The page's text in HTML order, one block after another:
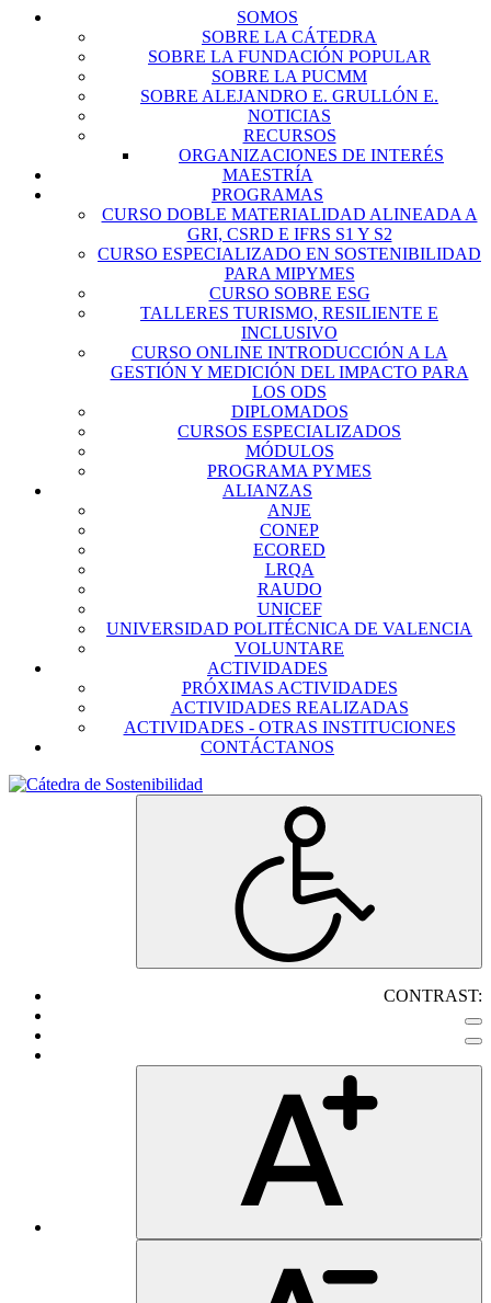
SOMOS
SOBRE LA CÁTEDRA
SOBRE LA FUNDACIÓN POPULAR
SOBRE LA PUCMM
SOBRE ALEJANDRO E. GRULLÓN E.
NOTICIAS
RECURSOS
ORGANIZACIONES DE INTERÉS
MAESTRÍA
PROGRAMAS
CURSO DOBLE MATERIALIDAD ALINEADA A
GRI, CSRD E IFRS S1 Y S2
CURSO ESPECIALIZADO EN SOSTENIBILIDAD
PARA MIPYMES
CURSO SOBRE ESG
TALLERES TURISMO, RESILIENTE E
INCLUSIVO
CURSO ONLINE INTRODUCCIÓN A LA
GESTIÓN Y MEDICIÓN DEL IMPACTO PARA
LOS ODS
DIPLOMADOS
CURSOS ESPECIALIZADOS
MÓDULOS
PROGRAMA PYMES
ALIANZAS
ANJE
CONEP
ECORED
LRQA
RAUDO
UNICEF
UNIVERSIDAD POLITÉCNICA DE VALENCIA
VOLUNTARE
ACTIVIDADES
PRÓXIMAS ACTIVIDADES
ACTIVIDADES REALIZADAS
ACTIVIDADES - OTRAS INSTITUCIONES
CONTÁCTANOS
CONTRAST: